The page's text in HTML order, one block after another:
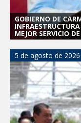
GOBIERNO DE
MEJOR SERVICIO
5 de agosto de 2026